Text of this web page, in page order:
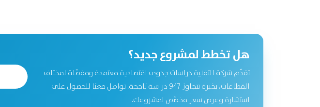
هل تخطط لمشروع جديد؟
تقدّم شركة التقنية دراسات جدوى اقتصادية معتمدة ومفصّلة لمختلف
القطاعات، بخبرة تتجاوز 947 دراسة ناجحة. تواصل معنا للحصول على
استشارة وعرض سعر مخصّص لمشروعك.